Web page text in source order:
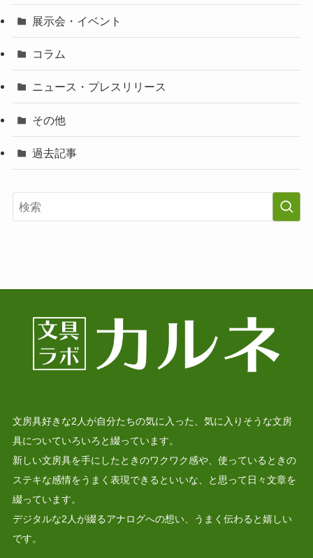
展示会・イベント
コラム
ニュース・プレスリリース
その他
過去記事
文房具好きな2人が自分たちの気に入った、気に入りそうな文房
具についていろいろと綴っています。
新しい文房具を手にしたときのワクワク感や、使っているときの
ステキな感情をうまく表現できるといいな、と思って日々文章を
綴っています。
デジタルな2人が綴るアナログへの想い、うまく伝わると嬉しい
です。